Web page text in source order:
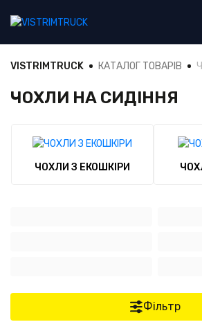
VISTRIMTRUCK КАТАЛОГ ТОВАРІВ
ЧОХЛИ НА СИДІННЯ
ЧОХЛИ З ЕКОШКІРИ
Фільтр